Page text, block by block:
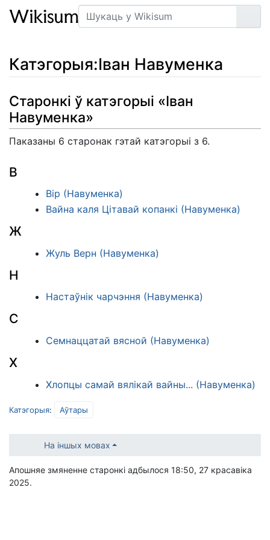
Пошук
Катэгорыя:Іван Навуменка
Старонкі ў катэгорыі «Іван
Навуменка»
Паказаны 6 старонак гэтай катэгорыі з 6.
В
Вір (Навуменка)
Вайна каля Цітавай копанкі (Навуменка)
Ж
Жуль Верн (Навуменка)
Н
Настаўнік чарчэння (Навуменка)
С
Семнаццатай вясной (Навуменка)
Х
Хлопцы самай вялікай вайны... (Навуменка)
Катэгорыя: Аўтары
На іншых мовах
Апошняе змяненне старонкі адбылося 18:50, 27 красавіка
2025.